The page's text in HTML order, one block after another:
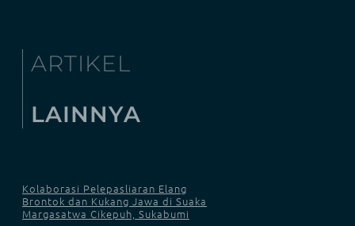
ARTIKEL
LAINNYA
Kolaborasi Pelepasliaran Elang
Brontok dan Kukang Jawa di Suaka
Margasatwa Cikepuh, Sukabumi